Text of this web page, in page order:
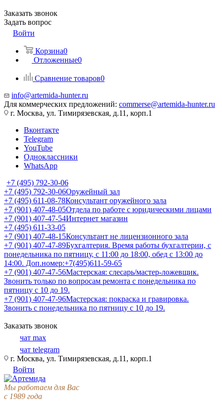
Заказать звонок
Задать вопрос
Войти
Корзина0
Отложенные0
Сравнение товаров0
info@artemida-hunter.ru
Для коммерческих предложений: commerse@artemida-hunter.ru
г. Москва, ул. Тимирязевская, д.11, корп.1
Вконтакте
Telegram
YouTube
Одноклассники
WhatsApp
+7 (495) 792-30-06
+7 (495) 792-30-06Оружейный зал
+7 (495) 611-08-78Консультант оружейного зала
+7 (901) 407-48-05Отдела по работе с юридическими лицами
+7 (901) 407-47-54Интернет магазин
+7 (495) 611-33-05
+7 (901) 407-48-15Консультант не лицензионного зала
+7 (901) 407-47-89Бухгалтерия. Время работы бухгалтерии, с
понедельника по пятницу, с 11:00 до 18:00, обед с 13:00 до
14:00. Доп.номер:+7(495)611-59-65
+7 (901) 407-47-56Мастерская: слесарь/мастер-ложевщик.
Звонить только по вопросам ремонта с понедельника по
пятницу с 10 до 19.
+7 (901) 407-47-96Мастерская: покраска и гравировка.
Звонить с понедельника по пятницу с 10 до 19.
Заказать звонок
чат max
чат telegram
г. Москва, ул. Тимирязевская, д.11, корп.1
Войти
Мы работаем для Вас
с 1989 года